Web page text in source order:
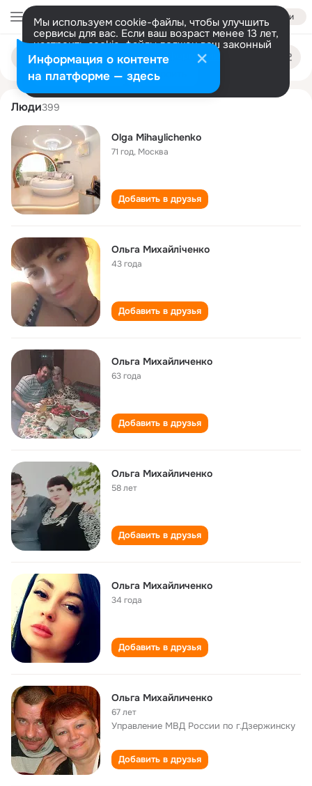
Войти
Мы используем cookie-файлы, чтобы улучшить
сервисы для вас. Если ваш возраст менее 13 лет,
настроить cookie-файлы должен ваш законный
представитель. Больше информации
Разрешить все Настроить
Поиск
людям
olga mikhaylichenko
Люди399
Olga Mihaylichenko
71 год, Москва
Добавить в друзья
Ольга Михайліченко
43 года
Добавить в друзья
Ольга Михайличенко
63 года
Добавить в друзья
Ольга Михайличенко
58 лет
Добавить в друзья
Ольга Михайличенко
34 года
Добавить в друзья
Ольга Михайличенко
67 лет
Управление МВД России по г.Дзержинску
Добавить в друзья
Информация о контенте
на платформе — здесь